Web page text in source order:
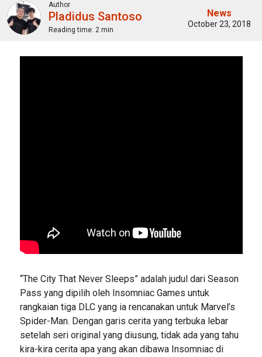
Author
Pladidus Santoso
Reading time: 2 min
News
October 23, 2018
“The City That Never Sleeps” adalah judul dari Season
Pass yang dipilih oleh Insomniac Games untuk
rangkaian tiga DLC yang ia rencanakan untuk Marvel’s
Spider-Man. Dengan garis cerita yang terbuka lebar
setelah seri original yang diusung, tidak ada yang tahu
kira-kira cerita apa yang akan dibawa Insomniac di